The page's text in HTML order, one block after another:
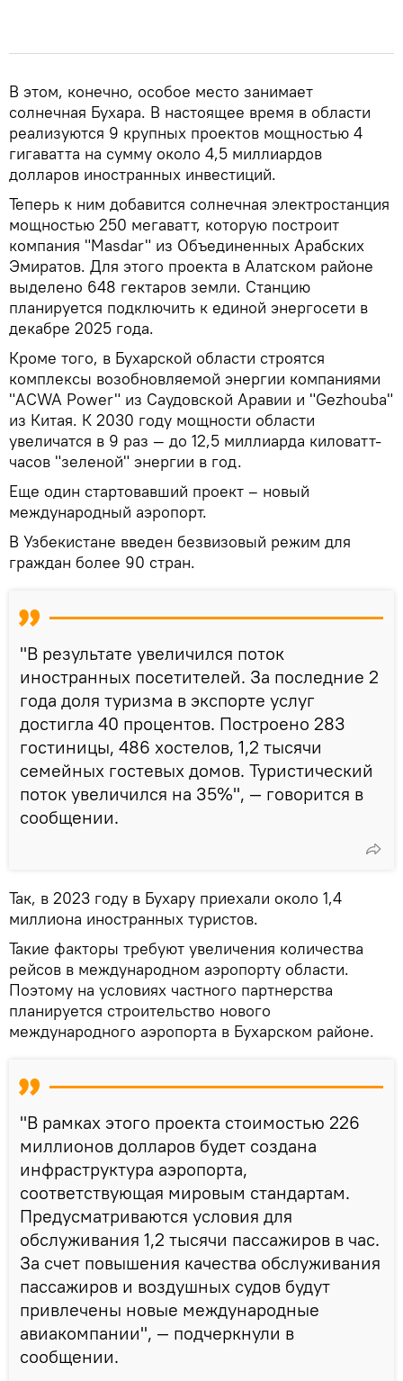
В этом, конечно, особое место занимает
солнечная Бухара. В настоящее время в области
реализуются 9 крупных проектов мощностью 4
гигаватта на сумму около 4,5 миллиардов
долларов иностранных инвестиций.
Теперь к ним добавится солнечная электростанция
мощностью 250 мегаватт, которую построит
компания "Masdar" из Объединенных Арабских
Эмиратов. Для этого проекта в Алатском районе
выделено 648 гектаров земли. Станцию
планируется подключить к единой энергосети в
декабре 2025 года.
Кроме того, в Бухарской области строятся
комплексы возобновляемой энергии компаниями
"ACWA Power" из Саудовской Аравии и "Gezhouba"
из Китая. К 2030 году мощности области
увеличатся в 9 раз — до 12,5 миллиарда киловатт-
часов "зеленой" энергии в год.
Еще один стартовавший проект – новый
международный аэропорт.
В Узбекистане введен безвизовый режим для
граждан более 90 стран.
"В результате увеличился поток
иностранных посетителей. За последние 2
года доля туризма в экспорте услуг
достигла 40 процентов. Построено 283
гостиницы, 486 хостелов, 1,2 тысячи
семейных гостевых домов. Туристический
поток увеличился на 35%", — говорится в
сообщении.
Так, в 2023 году в Бухару приехали около 1,4
миллиона иностранных туристов.
Такие факторы требуют увеличения количества
рейсов в международном аэропорту области.
Поэтому на условиях частного партнерства
планируется строительство нового
международного аэропорта в Бухарском районе.
"В рамках этого проекта стоимостью 226
миллионов долларов будет создана
инфраструктура аэропорта,
соответствующая мировым стандартам.
Предусматриваются условия для
обслуживания 1,2 тысячи пассажиров в час.
За счет повышения качества обслуживания
пассажиров и воздушных судов будут
привлечены новые международные
авиакомпании", — подчеркнули в
сообщении.